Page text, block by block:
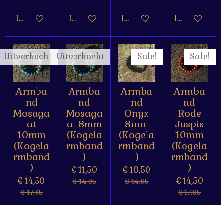
In winkelwagenIn winkelwagenIn winkelwagen
In
Uitverkocht
Armba
nd
Mosaga
at
10mm
(Kogela
rmband
)
€ 14,50
€ 17,95
Uitverkocht
Armba
nd
Mosaga
at 8mm
(Kogela
rmband
)
€ 11,50
€ 14,95
Sale!
Armba
nd
Onyx
8mm
(Kogela
rmband
)
€ 10,50
€ 14,95
Sale!
Armba
nd
Rode
Jaspis
10mm
(Kogela
rmband
)
€ 14,50
€ 17,95